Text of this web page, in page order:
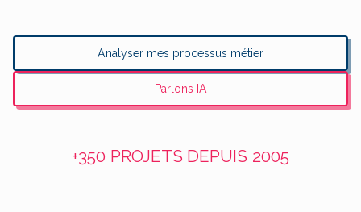
Analyser mes processus métier
Parlons IA
+350 PROJETS DEPUIS 2005